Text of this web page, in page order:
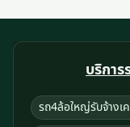
บริกา
รถ4ล้อใหญ่รับจ้างเ